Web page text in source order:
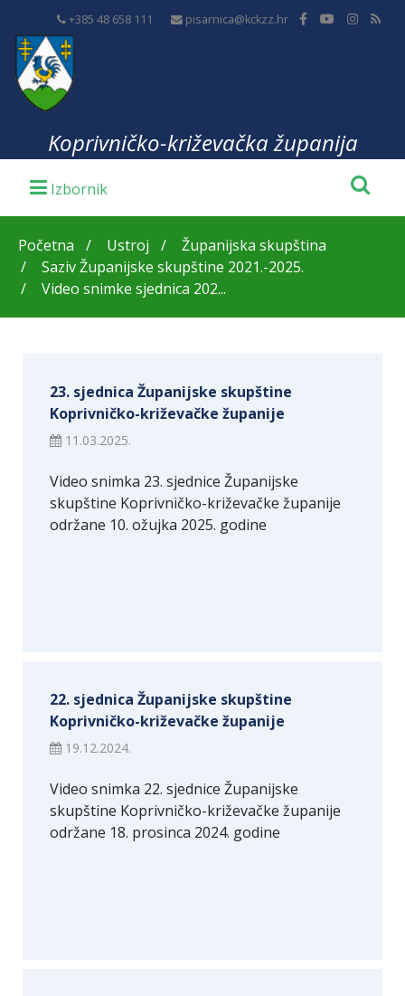
+385 48 658 111 pisarnica@kckzz.hr
Koprivničko-križevačka županija
Početna Ustroj
Županijska skupština
Saziv Županijske skupštine 2021.-2025.
Video snimke sjednica 202...
23. sjednica Županijske skupštine
Koprivničko-križevačke županije
11.03.2025.
Video snimka 23. sjednice Županijske
skupštine Koprivničko-križevačke županije
održane 10. ožujka 2025. godine
22. sjednica Županijske skupštine
Koprivničko-križevačke županije
19.12.2024.
Video snimka 22. sjednice Županijske
skupštine Koprivničko-križevačke županije
održane 18. prosinca 2024. godine